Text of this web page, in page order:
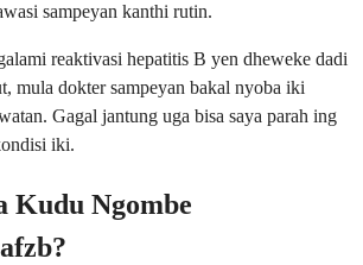
sampeyan kanthi rutin.
reaktivasi hepatitis B yen dheweke dadi
mula dokter sampeyan bakal nyoba iki
Gagal jantung uga bisa saya parah ing
iki.
Kudu Ngombe